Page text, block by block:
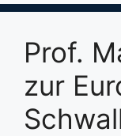
Prof.
zur